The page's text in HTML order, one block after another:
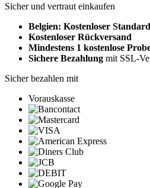
Sicher und vertraut einkaufen
Belgien: Kostenloser
Kostenloser Rückversand
Mindestens 1 kostenlose
Sichere Bezahlung mit SSL-
Sicher bezahlen mit
Vorauskasse